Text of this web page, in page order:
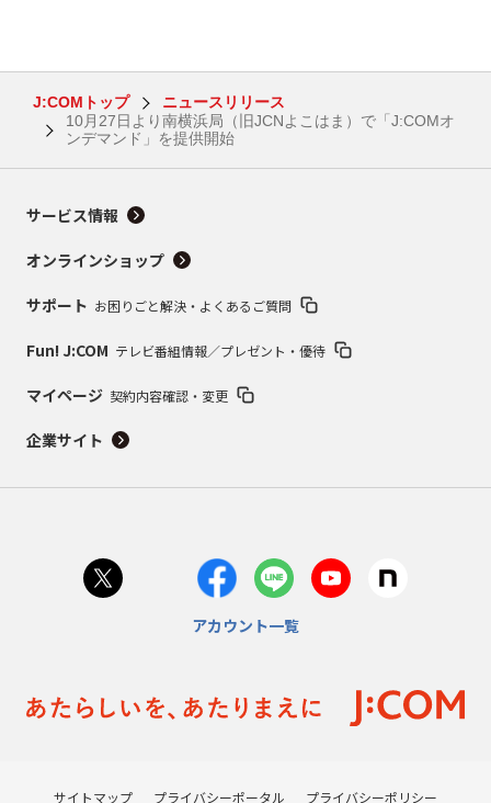
J:COMトップ
ニュースリリース
10月27日より南横浜局（旧JCNよこはま）で「J:COMオ
ンデマンド」を提供開始
サービス情報
オンラインショップ
サポート お困りごと解決・よくあるご質問
Fun! J:COM テレビ番組情報／プレゼント・優待
マイページ 契約内容確認・変更
企業サイト
アカウント一覧
サイトマップ プライバシーポータル プライバシーポリシー